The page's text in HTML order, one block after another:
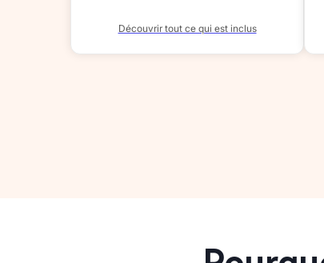
Découvrir tout ce qui est inclus